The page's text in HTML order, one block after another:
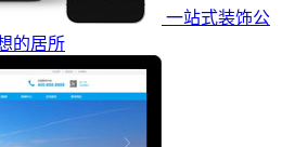
一站式装饰公
的居所